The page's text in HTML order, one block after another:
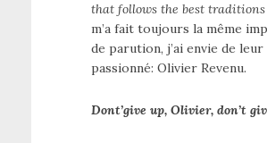
that follows the best
m’a fait toujours la même
de parution, j’ai envie de
passionné: Olivier Revenu.
Dont’give up, Olivier, don’t